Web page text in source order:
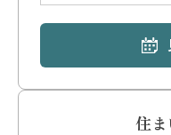
※住宅ローン控除や各種給付
別の条件により適用可否が異
住